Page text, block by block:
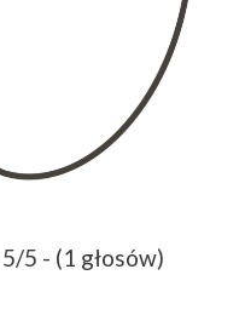
5 - (1 głosów)